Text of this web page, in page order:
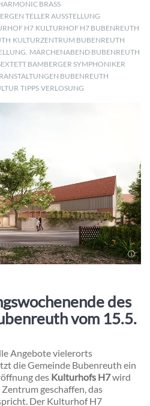
BRASS
TELLER AUSSTELLUNG
H7 KULTURHOF H7 BUBENREUTH
KULTURZENTRUM BUBENREUTH
MÄRCHENABEND BUBENREUTH
BAMBERGER SYMPHONIKER
BUBENREUTH
TIPPS VERLOSUNG
des
vom 15.5.
Angebote vielerorts
die Gemeinde Bubenreuth ein
des Kulturhofs H7wird
geschaffen, das
Der Kulturhof H7